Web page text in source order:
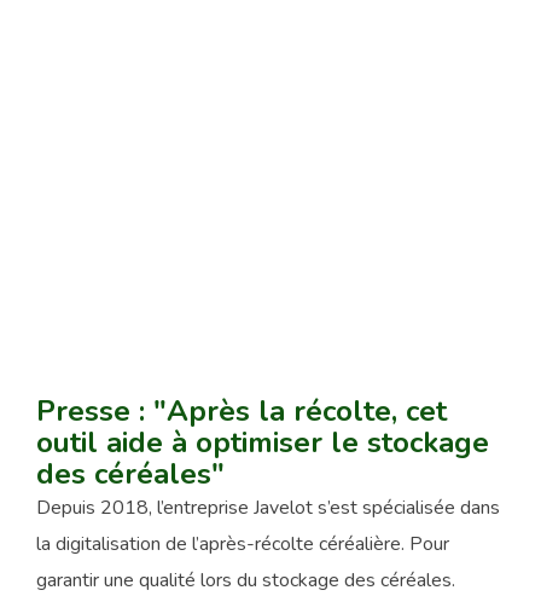
Presse : "Après la récolte, cet
outil aide à optimiser le stockage
des céréales"
Depuis 2018, l’entreprise Javelot s’est spécialisée dans
la digitalisation de l’après-récolte céréalière. Pour
garantir une qualité lors du stockage des céréales.